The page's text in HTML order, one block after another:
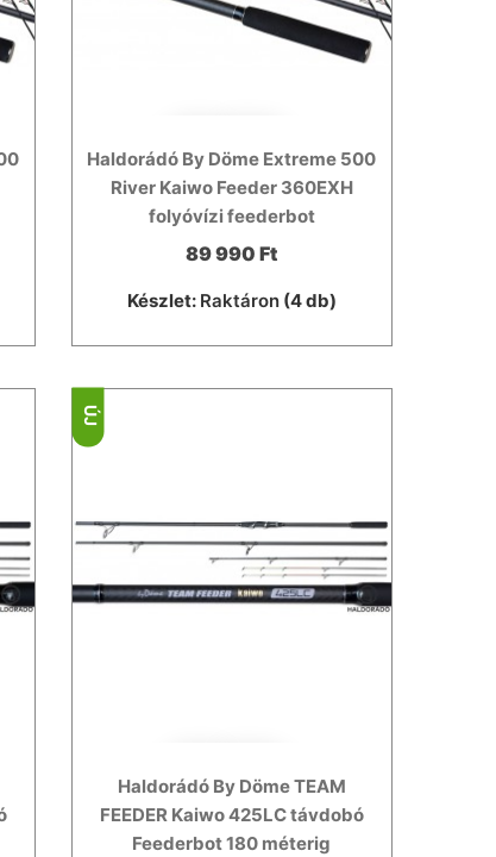
Haldorádó By Döme Extreme 500
River Kaiwo Feeder 360EXH
folyóvízi feederbot
89 990 Ft
Készlet: Raktáron(4 db)
Haldorádó By Döme TEAM
FEEDER Kaiwo 425LC távdobó
Feederbot 180 méterig
ÚJ